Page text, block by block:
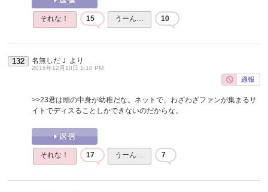
それな！ 15 うーん… 10
132 名無しだＪ より
2016年12月10日 1:10 PM
>>23君は頭の中身が幼稚だな。ネットで、わざわざファンが集まるサ
イトでディスることしかできないのだからな。
それな！ 17 うーん… 7